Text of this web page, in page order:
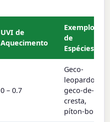
UVI de
Aquecimento
Exemplos
de
Espécies
0 – 0.7
Geco-
leopardo,
geco-de-
cresta,
píton-bola